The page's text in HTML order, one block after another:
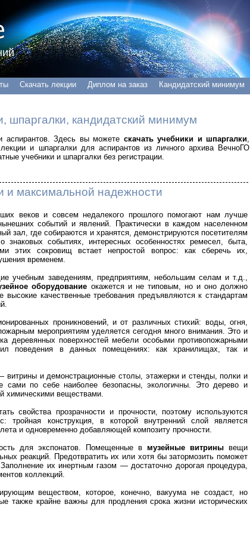
Скачать лекции Диплом на заказ Кандидатский минимум
шпаргалки, кандидатский минимум
аспирантов. Здесь вы можете скачать учебники и шпаргалки
и шпаргалки для аспирантов из личного архива ВечноГО
учебники и шпаргалки без регистрации.
и максимальной надежности
веков и совсем недалекого прошлого помогают нам лучше
событий и явлений. Практически в каждом населенном
зал, где собираются и хранятся, демонстрируются посетителям
событиях, интересных особенностях ремесел, быта,
этих сокровищ встает непростой вопрос: как сберечь их,
временем.
учебным заведениям, предприятиям, небольшим селам и т.д.,
оборудование окажется и не типовым, но и оно должно
качественные требования предъявляются к стандартам
проникновений, и от различных стихий: воды, огня,
мероприятиям уделяется сегодня много внимания. Это и
деревянных поверхностей мебели особыми противопожарными
поведения в данных помещениях: как хранилищах, так и
и демонстрационные столы, этажерки и стенды, полки и
сами по себе наиболее безопасны, экологичны. Это дерево и
химическими веществами.
свойства прозрачности и прочности, поэтому используются
тройная конструкция, в которой внутренний слой является
и одновременно добавляющей композиту прочности.
для экспонатов. Помещенные в музейные витрины вещи
реакций. Предотвратить их или хотя бы затормозить поможет
их инертным газом — достаточно дорогая процедура,
коллекций.
веществом, которое, конечно, вакуума не создаст, но
также крайне важны для продления срока жизни исторических